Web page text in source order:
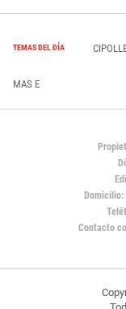
TEMAS DEL DÍA
MAS E
Domicilio:
Contacto